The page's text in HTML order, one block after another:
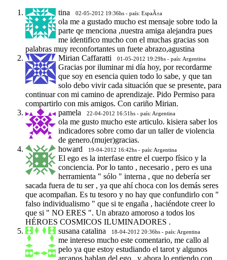
tina
02-05-2012 19:36hs - país: EspaÃ±a
ola me a gustado mucho est mensaje sobre todo la
parte qe menciona ,nuestra amiga alejandra pues
me identifico mucho con el muchas gracias son
palabras muy reconfortantes un fuete abrazo,agustina
Mirian Caffaratti
01-05-2012 19:29hs - país: Argentina
Gracias por iluminar mi día hoy, por recordarme
que soy en esencia quien todo lo sabe, y que tan
solo debo vivir cada situación que se presente, para
continuar con mi camino de aprendizaje. Pido Permiso para
compartirlo con mis amigos. Con cariño Mirian.
pamela
22-04-2012 16:51hs - país: Argentina
ola me gusto mucho este articulo. kisiera saber los
indicadores sobre como dar un taller de violencia
de genero.(mujer)gracias.
howard
19-04-2012 16:42hs - país: Argentina
El ego es la interfase entre el cuerpo físico y la
conciencia. Por lo tanto , necesario , pero es una
herramienta " sólo " interna , que no debería ser
sacada fuera de tu ser , ya que ahí choca con los demás seres
que acompañan. Es tu tesoro y no hay que confundirlo con "
falso individualismo " que si te engaña , haciéndote creer lo
que si " NO ERES ". Un abrazo amoroso a todos los
HÉROES COSMICOS ILUMINADORES .
susana catalina
18-04-2012 20:36hs - país: Argentina
me intereso mucho este comentario, me callo al
pelo ya que estoy estudiando el tarot y algunos
arcanos hablan del ego,,,y ahora lo entiendo con